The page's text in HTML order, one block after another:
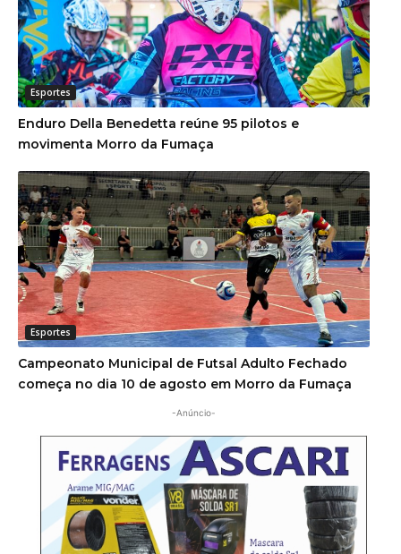
Esportes
Enduro Della Benedetta reúne 95 pilotos e
movimenta Morro da Fumaça
Esportes
Campeonato Municipal de Futsal Adulto Fechado
começa no dia 10 de agosto em Morro da Fumaça
-Anúncio-